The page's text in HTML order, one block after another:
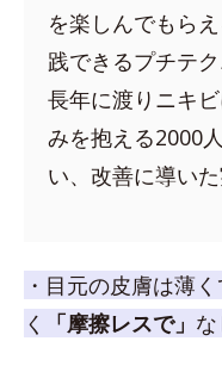
を楽しんでもら
践できるプチテク
長年に渡りニキ
みを抱える2000
い、改善に導いた
・目元の皮膚は薄
く
「摩擦レスで」 な